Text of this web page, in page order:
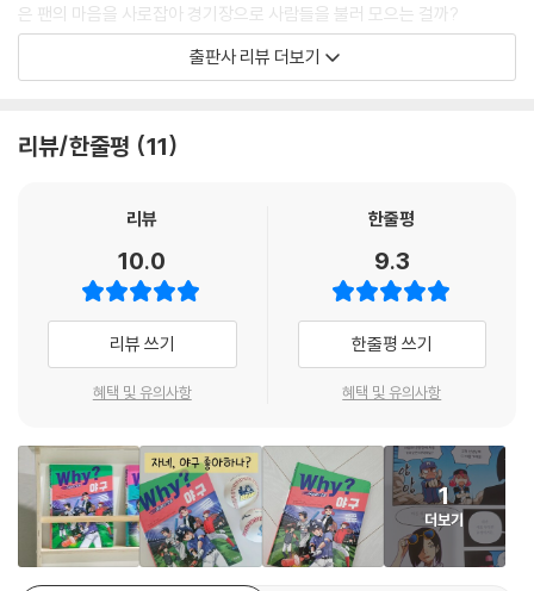
은 팬의 마음을 사로잡아 경기장으로 사람들을 불러 모으는 걸까?
치밀한 두뇌 싸움과 과학적 분석이 빚어낸 발명품!
과 전략이 치밀하고 대담하게 드러난다는 점이다. 흔히 야구를 전략 스포
한 순간에 어떤 전략으로 대응하는지에 따라 승패가 좌우되기 때문이다.
되며, 감독과 선수들은 이를 토대로 경기 상황에 맞는 공격·수비 전략을 세
우게 된다. 한편, 야구는 상대적으로 약한 팀이 강한 팀을 이기거나 아주 작
은 실수가 승패를 결정하는 등 예측하기 어려운 결과를 자주 보여주기에
마치 한 편의 인생 역전 드라마를 본 듯한 진한 감동과 울림, 희로애락을 준
『Why? 스포츠 - 야구』는 초등학교 야구부의 오합지졸 구성원들이 보여
주는 생존·성장 스토리를 통해 야구가 갖고 있는 극적인 매력들을 한가득
담았다. 또한 애니메이션을 연상케 하는 역동적인 일러스트를 활용해 야구
선수가 갖추어야 할 기본기와 실전 훈련 노하우들을 생생하게 보여 준다.
뿐만 아니라, 귀엽고 깜찍한 캐릭터들이 등장하는 일러스트 도감을 통해
야구를 처음 접하는 독자도 야구의 기본 규칙과 용어들을 한눈에 쉽게 이
출판사 리뷰 더보기
리뷰/한줄평 11
리뷰
10.0
리뷰 쓰기
혜택 및 유의사항
한줄평
9.3
한줄평 쓰기
혜택 및 유의사항
1
더보기